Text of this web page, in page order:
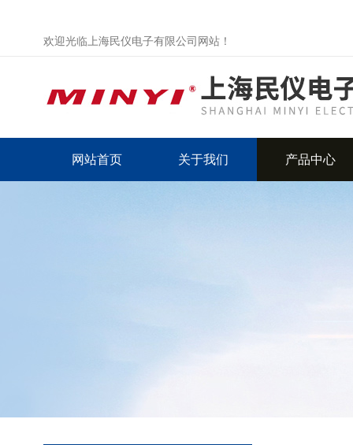
欢迎光临上海民仪电子有限公司网站！
网站首页 关于我们 产品中心